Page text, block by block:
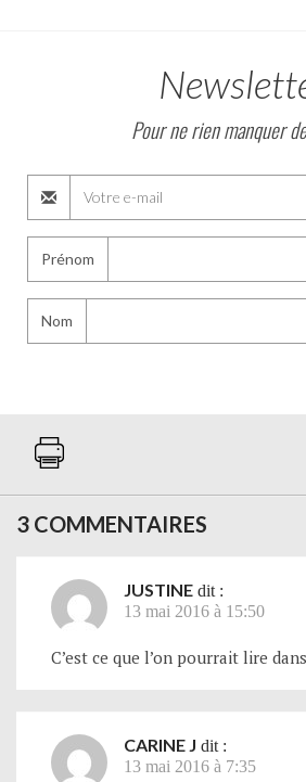
Pour ne rien manquer
Prénom
Nom
3 COMMENTAIRES
JUSTINE dit :
13 mai 2016 à 15:50
C’est ce que l’on pourrait lire
CARINE J dit :
13 mai 2016 à 7:35